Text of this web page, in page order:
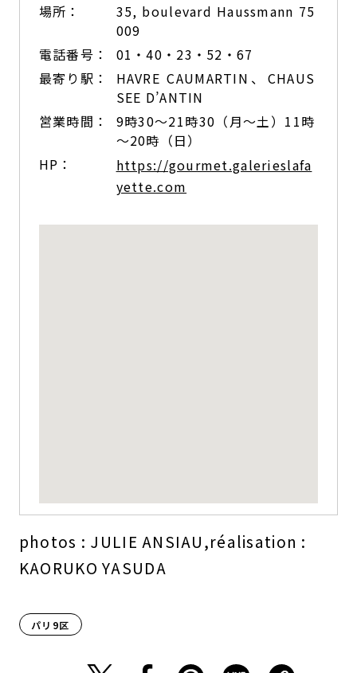
場所：
35, boulevard Haussmann 75
009
電話番号：
01・40・23・52・67
最寄り駅：
HAVRE CAUMARTIN、CHAUS
SEE D’ANTIN
営業時間：
9時30〜21時30（月〜土）11時
〜20時（日）
HP：
https://gourmet.galerieslafa
yette.com
photos : JULIE ANSIAU,réalisation :
KAORUKO YASUDA
パリ9区